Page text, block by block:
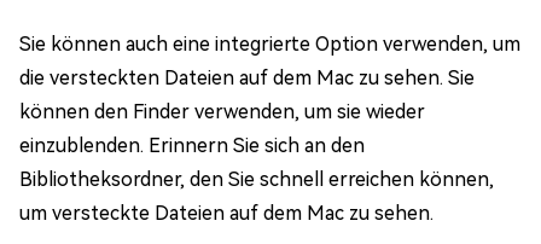
Sie können auch eine integrierte Option verwenden, um
die versteckten Dateien auf dem Mac zu sehen. Sie
können den Finder verwenden, um sie wieder
einzublenden. Erinnern Sie sich an den
Bibliotheksordner, den Sie schnell erreichen können,
um versteckte Dateien auf dem Mac zu sehen.